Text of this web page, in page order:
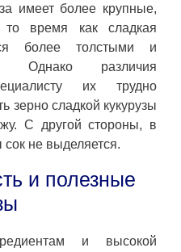
имеет более крупные,
время как сладкая
более толстыми и
Однако различия
их трудно
зерно сладкой кукурузы
С другой стороны, в
сок не выделяется.
и полезные
и высокой